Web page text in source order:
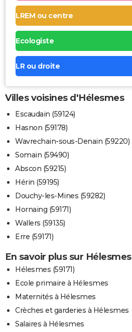
LREM ou centre
Ecologiste
LR ou droite
Villes voisines d'Hélesmes
Escaudain (59124)
Hasnon (59178)
Wavrechain-sous-Denain (59220)
Somain (59490)
Abscon (59215)
Hérin (59195)
Douchy-les-Mines (59282)
Hornaing (59171)
Wallers (59135)
Erre (59171)
En savoir plus sur Hélesmes
Hélesmes (59171)
Ecole primaire à Hélesmes
Maternités à Hélesmes
Crèches et garderies à Hélesmes
Salaires à Hélesmes